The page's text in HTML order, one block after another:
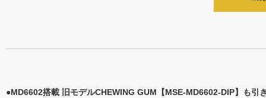
●MD6602搭載 旧モデルCHEWING GUM【MSE-MD6602-DIP】も引